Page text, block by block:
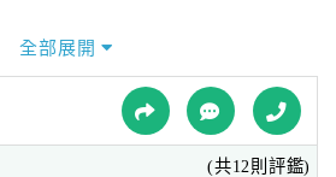
全部展開
(共12則評鑑)